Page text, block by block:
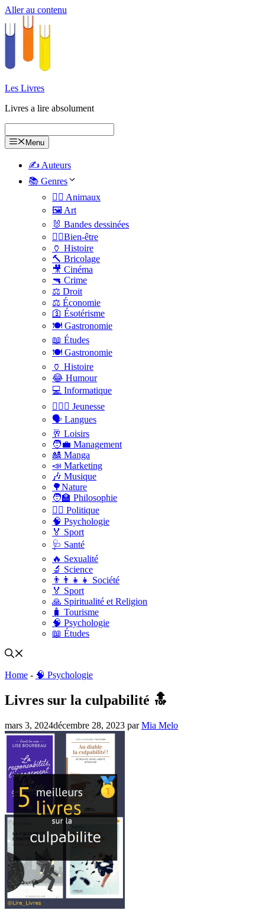
Aller au contenu
Les Livres
Livres a lire absolument
Menu
✍️ Auteurs
📚 Genres
🐕‍🦺 Animaux
🖼️ Art
🐰 Bandes dessinées
🧑‍⚕️Bien-être
🏺 Histoire
🔨 Bricolage
🎥 Cinéma
🔫 Crime
⚖️ Droit
⚖️ Économie
🛐 Ésotérisme
🍽️ Gastronomie
📖 Études
🍽️ Gastronomie
🏺 Histoire
😂 Humour
💻 Informatique
🤸🏽‍♀️ Jeunesse
🗣 Langues
🥂 Loisirs
🧑‍💼 Management
🎎 Manga
📣 Marketing
🎶 Musique
🌳Nature
🧑‍🏫 Philosophie
👨‍⚖️ Politique
🧠 Psychologie
🏅 Sport
🩺 Santé
🔥 Sexualité
🔬 Science
👨‍👨‍👧‍👧 Société
🏅 Sport
🙏 Spiritualité et Religion
🧳 Tourisme
🧠 Psychologie
📖 Études
Home - 🧠 Psychologie
Livres sur la culpabilité 🔝
mars 3, 2024décembre 28, 2023 parMia Melo